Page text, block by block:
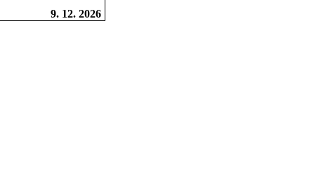
9. 12. 2026